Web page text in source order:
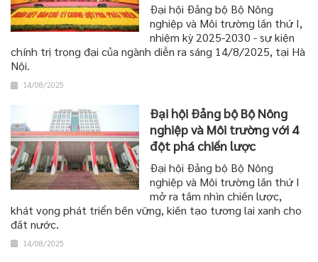
Đại hội Đảng bộ Bộ Nông
nghiệp và Môi trường lần thứ I,
nhiệm kỳ 2025-2030 - sự kiện
chính trị trọng đại của ngành diễn ra sáng 14/8/2025, tại Hà
Nội.
14/08/2025
Đại hội Đảng bộ Bộ Nông
nghiệp và Môi trường với 4
đột phá chiến lược
Đại hội Đảng bộ Bộ Nông
nghiệp và Môi trường lần thứ I
mở ra tầm nhìn chiến lược,
khát vọng phát triển bền vững, kiến tạo tương lai xanh cho
đất nước.
14/08/2025